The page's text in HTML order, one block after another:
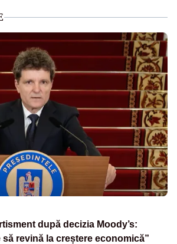
după decizia Moody’s:
să revină la creștere economică”